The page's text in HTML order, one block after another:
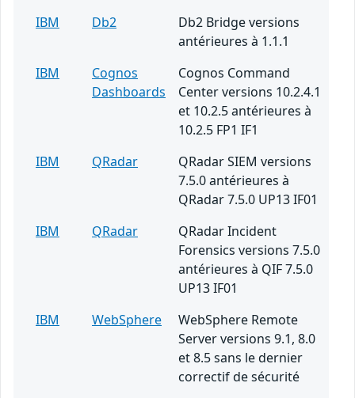
IBM
Db2
Db2 Bridge versions
antérieures à 1.1.1
IBM
Cognos
Dashboards
Cognos Command
Center versions 10.2.4.1
et 10.2.5 antérieures à
10.2.5 FP1 IF1
IBM
QRadar
QRadar SIEM versions
7.5.0 antérieures à
QRadar 7.5.0 UP13 IF01
IBM
QRadar
QRadar Incident
Forensics versions 7.5.0
antérieures à QIF 7.5.0
UP13 IF01
IBM
WebSphere
WebSphere Remote
Server versions 9.1, 8.0
et 8.5 sans le dernier
correctif de sécurité